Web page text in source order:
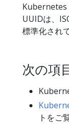
Kubernetes
UUIDは、
標準化され
次の項
トをご